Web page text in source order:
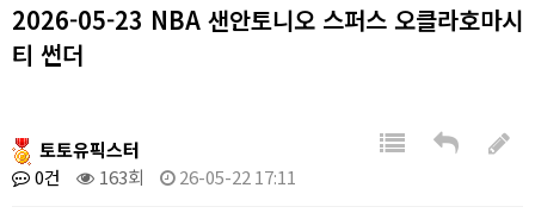
2026-05-23 NBA 샌안토니오 스퍼스 오클라호마시
티 썬더
토토유픽스터
0건
163회 26-05-22 17:11